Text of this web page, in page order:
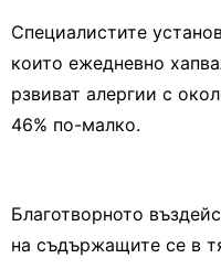
Специалистите
които ежедневно
рзвиват алергии с
46% по-малко.
Благотворното
на съдържащите се в